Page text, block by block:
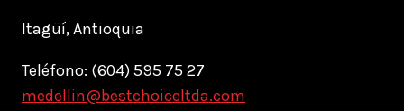
Itagüí, Antioquia
Teléfono: (604) 595 75 27
medellin@bestchoiceltda.com